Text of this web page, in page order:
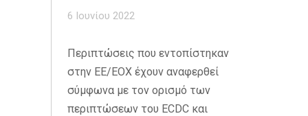
6 Ιουνίου 2022
Περιπτώσεις που εντοπίστηκαν
στην ΕΕ/ΕΟΧ έχουν αναφερθεί
σύμφωνα με τον ορισμό των
περιπτώσεων του ECDC και